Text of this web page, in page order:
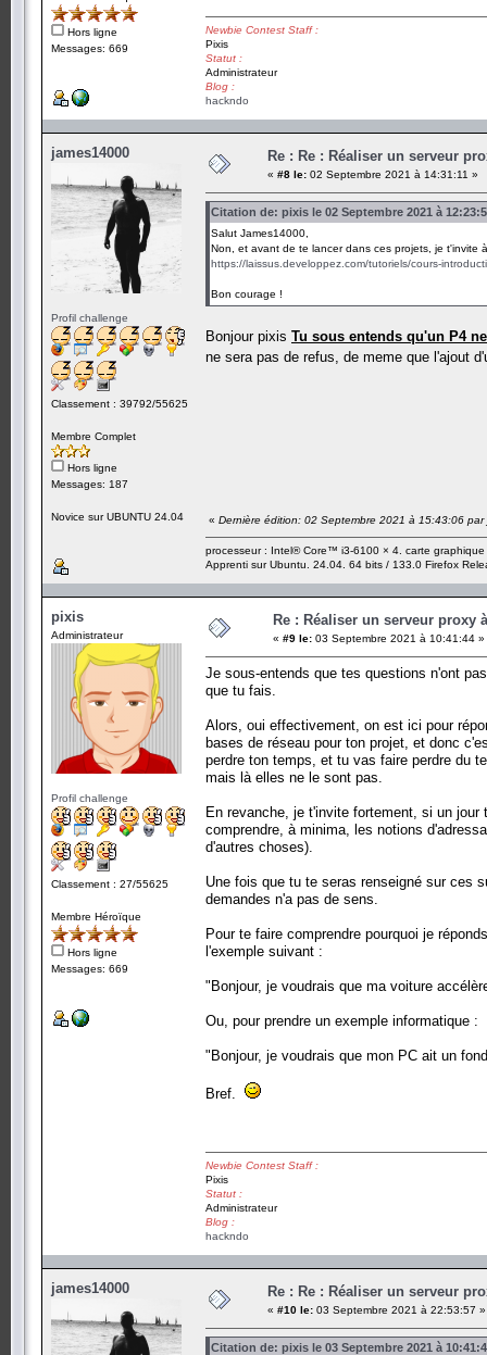
Hors ligne
Messages: 669
Newbie Contest Staff :
Pixis
Statut :
Administrateur
Blog :
hackndo
james14000
Profil challenge
Classement : 39792/55625
Membre Complet
Hors ligne
Messages: 187
Novice sur UBUNTU 24.04
Re : Re : Réaliser un serveur
« #8 le: 02 Septembre 2021 à 14:31:11 »
Citation de: pixis le 02 Septembre 2021 à
Salut James14000,
Non, et avant de te lancer dans ces projets, je t'invite
https://laissus.developpez.com/tutoriels/cours-
Bon courage !
Bonjour pixis Tu sous entends qu'un P4
ne sera pas de refus, de meme que l'ajout
« Dernière édition: 02 Septembre 2021 à 15:43:06 par
processeur : Intel® Core™ i3-6100 × 4. carte
Apprenti sur Ubuntu. 24.04. 64 bits / 133.0 Firefox
pixis
Administrateur
Profil challenge
Classement : 27/55625
Membre Héroïque
Hors ligne
Messages: 669
Re : Réaliser un serveur proxy
« #9 le: 03 Septembre 2021 à 10:41:44 »
Je sous-entends que tes questions n'ont
que tu fais.
Alors, oui effectivement, on est ici pour
bases de réseau pour ton projet, et donc
perdre ton temps, et tu vas faire perdre du
mais là elles ne le sont pas.
En revanche, je t'invite fortement, si un
comprendre, à minima, les notions
d'autres choses).
Une fois que tu te seras renseigné sur ces
demandes n'a pas de sens.
Pour te faire comprendre pourquoi je
l'exemple suivant :
"Bonjour, je voudrais que ma voiture
Ou, pour prendre un exemple informatique :
"Bonjour, je voudrais que mon PC ait un
Bref.
Newbie Contest Staff :
Pixis
Statut :
Administrateur
Blog :
hackndo
james14000 Re : Re : Réaliser un serveur
« #10 le: 03 Septembre 2021 à 22:53:57 »
Citation de: pixis le 03 Septembre 2021 à